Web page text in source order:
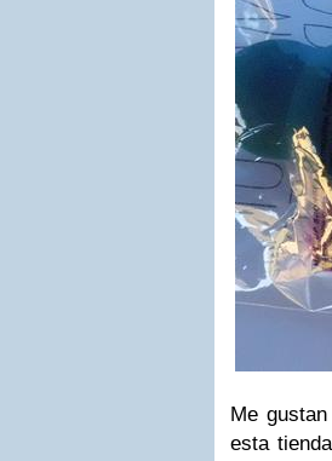
Me
esta